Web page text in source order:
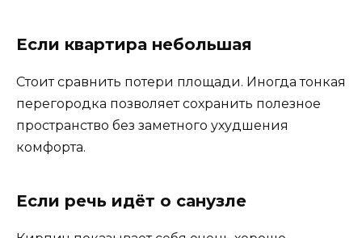
Если квартира небольшая
Стоит сравнить потери площади. Иногда тонкая
перегородка позволяет сохранить полезное
пространство без заметного ухудшения
комфорта.
Если речь идёт о санузле